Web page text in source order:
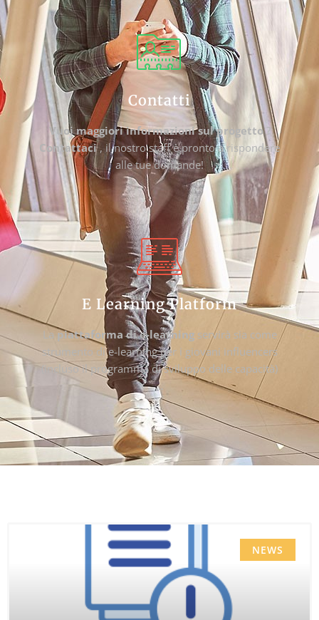
Contatti
Vuoi maggiori informazioni sul progetto?
Contattaci, il nostro staff è pronto a rispondere
alle tue domande!
E Learning Platform
La piattaforma di e-learning servirà sia come
strumento di e-learning per i giovani influencers
(incluso il programma di sviluppo delle capacità)
…
NEWS